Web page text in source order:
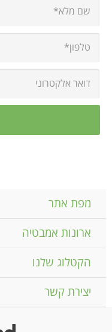
מפת אתר
ארונות אמבטיה
הקטלוג שלנו
יצירת קשר